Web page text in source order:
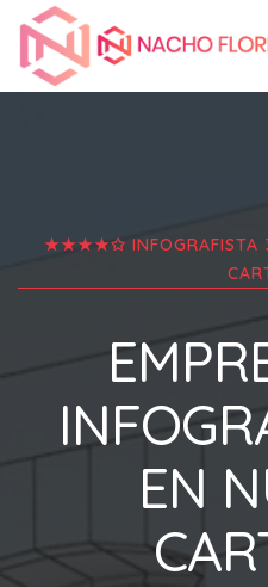
★★★★✩ INFOGRAFISTA
EN